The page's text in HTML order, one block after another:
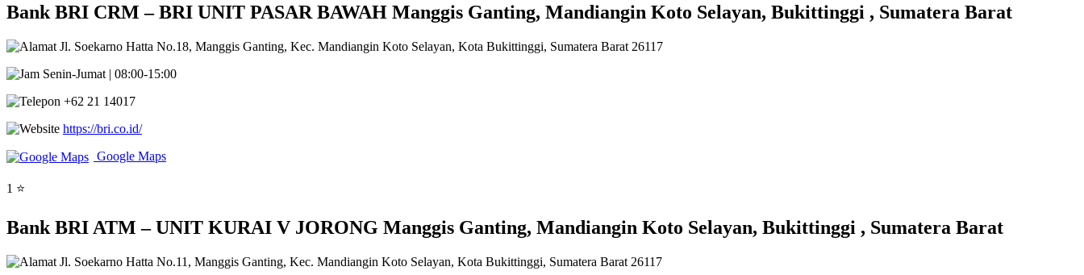
Bank BRI CRM – BRI UNIT PASAR BAWAH Manggis Ganting, Mandiangin Koto Selayan, Bukittinggi , Sumatera Barat
Jl. Soekarno Hatta No.18, Manggis Ganting, Kec. Mandiangin Koto Selayan, Kota Bukittinggi, Sumatera Barat 26117
Senin-Jumat | 08:00-15:00
+62 21 14017
https://bri.co.id/
Google Maps
1 ⭐
Bank BRI ATM – UNIT KURAI V JORONG Manggis Ganting, Mandiangin Koto Selayan, Bukittinggi , Sumatera Barat
Jl. Soekarno Hatta No.11, Manggis Ganting, Kec. Mandiangin Koto Selayan, Kota Bukittinggi, Sumatera Barat 26117